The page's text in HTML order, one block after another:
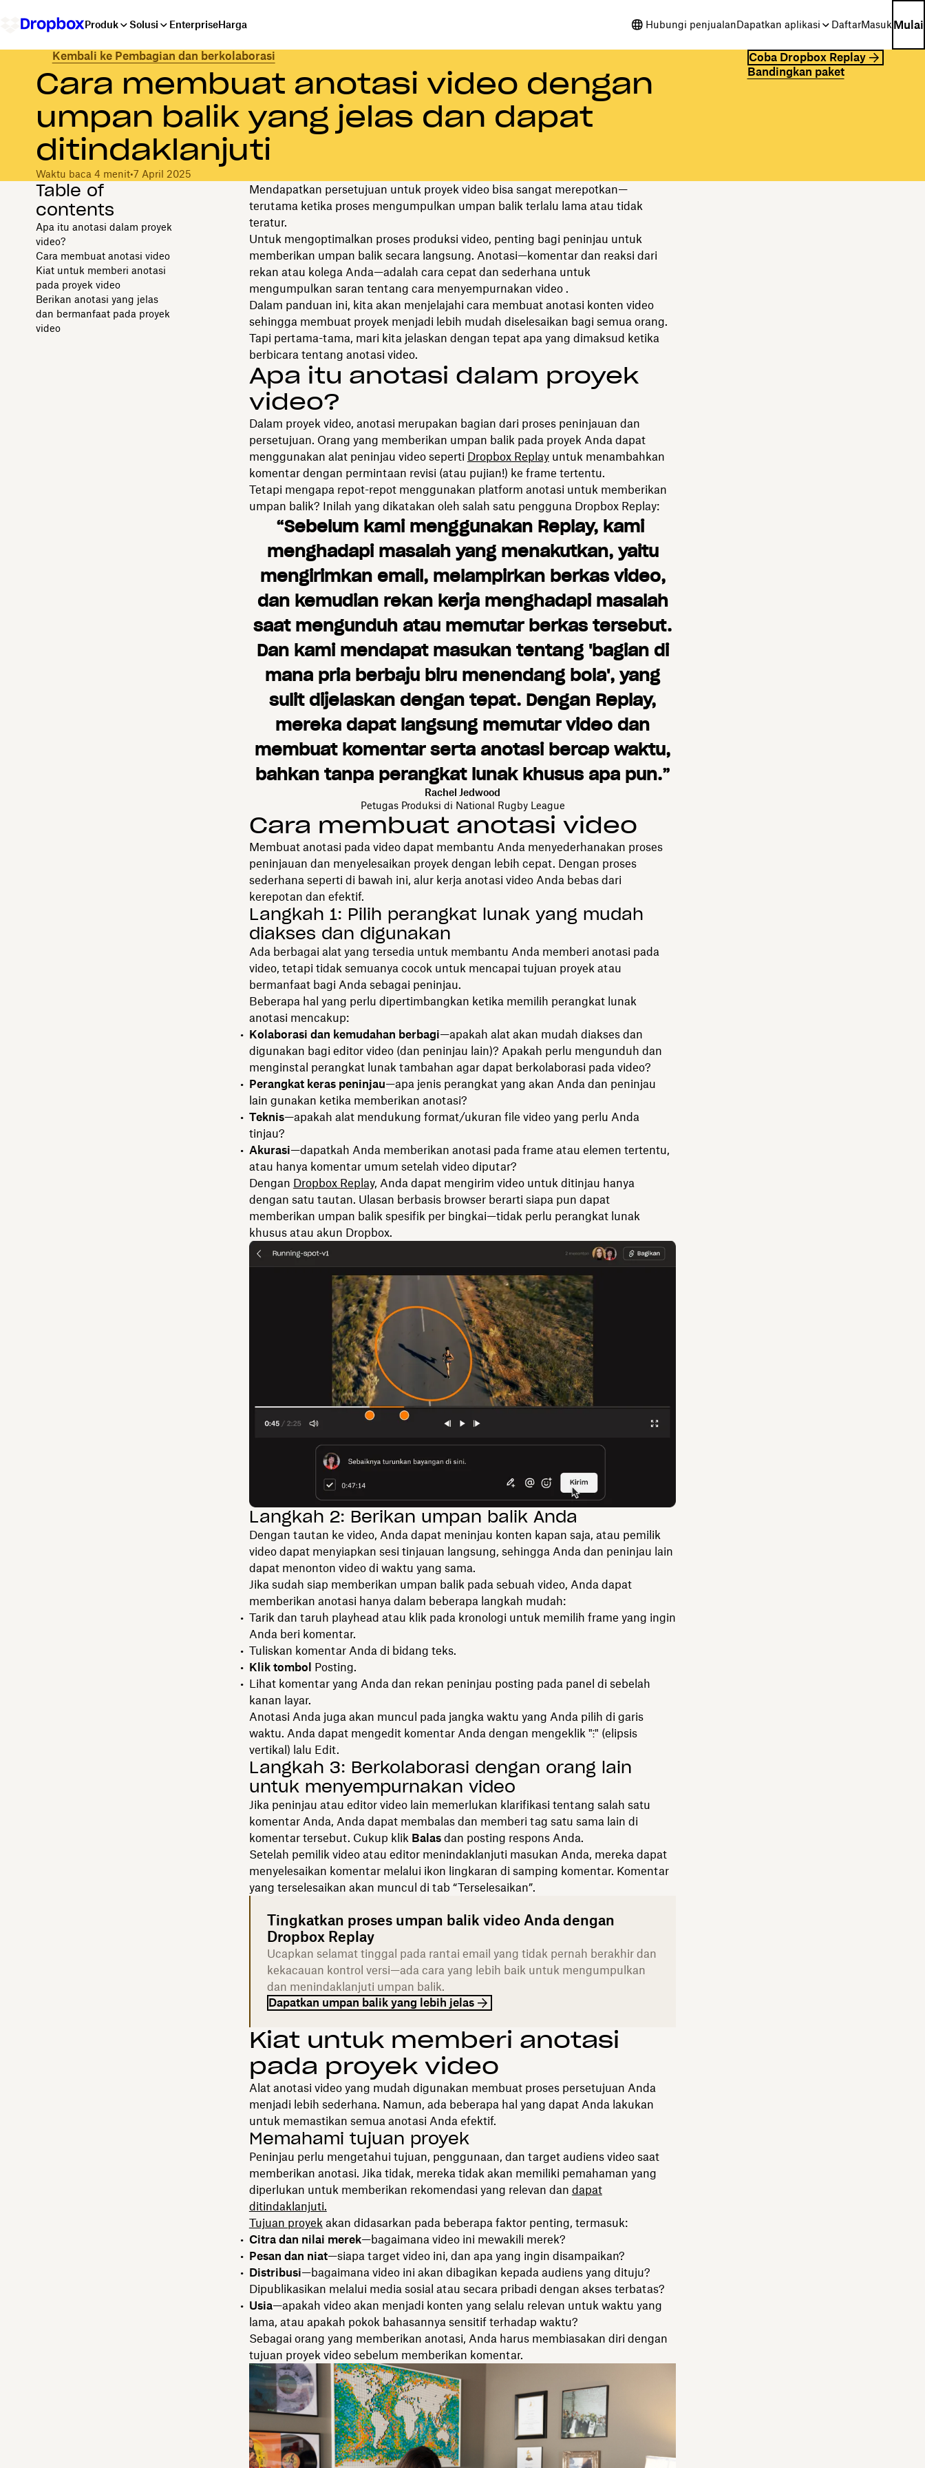
Produk Solusi EnterpriseHarga Hubungi penjualanDapatkan aplikasi DaftarMasuk Mulai
Kembali ke Pembagian dan berkolaborasi
Cara membuat anotasi video dengan
umpan balik yang jelas dan dapat
ditindaklanjuti
Waktu baca 4 menit•7 April 2025
Coba Dropbox Replay
Bandingkan paket
Table of
contents
Apa itu anotasi dalam proyek
video?
Cara membuat anotasi video
Kiat untuk memberi anotasi
pada proyek video
Berikan anotasi yang jelas
dan bermanfaat pada proyek
video
Mendapatkan persetujuan untuk proyek video bisa sangat merepotkan—
terutama ketika proses mengumpulkan umpan balik terlalu lama atau tidak
teratur.
Untuk mengoptimalkan proses produksi video, penting bagi peninjau untuk
memberikan umpan balik secara langsung. Anotasi—komentar dan reaksi dari
rekan atau kolega Anda—adalah cara cepat dan sederhana untuk
mengumpulkan saran tentang cara menyempurnakan video .
Dalam panduan ini, kita akan menjelajahi cara membuat anotasi konten video
sehingga membuat proyek menjadi lebih mudah diselesaikan bagi semua orang.
Tapi pertama-tama, mari kita jelaskan dengan tepat apa yang dimaksud ketika
berbicara tentang anotasi video.
Apa itu anotasi dalam proyek
video?
Dalam proyek video, anotasi merupakan bagian dari proses peninjauan dan
persetujuan. Orang yang memberikan umpan balik pada proyek Anda dapat
menggunakan alat peninjau video seperti Dropbox Replayuntuk menambahkan
komentar dengan permintaan revisi (atau pujian!) ke frame tertentu.
Tetapi mengapa repot-repot menggunakan platform anotasi untuk memberikan
umpan balik? Inilah yang dikatakan oleh salah satu pengguna Dropbox Replay:
“Sebelum kami menggunakan Replay, kami
menghadapi masalah yang menakutkan, yaitu
mengirimkan email, melampirkan berkas video,
dan kemudian rekan kerja menghadapi masalah
saat mengunduh atau memutar berkas tersebut.
Dan kami mendapat masukan tentang 'bagian di
mana pria berbaju biru menendang bola', yang
sulit dijelaskan dengan tepat. Dengan Replay,
mereka dapat langsung memutar video dan
membuat komentar serta anotasi bercap waktu,
bahkan tanpa perangkat lunak khusus apa pun.”
Rachel Jedwood
Petugas Produksi di National Rugby League
Cara membuat anotasi video
Membuat anotasi pada video dapat membantu Anda menyederhanakan proses
peninjauan dan menyelesaikan proyek dengan lebih cepat. Dengan proses
sederhana seperti di bawah ini, alur kerja anotasi video Anda bebas dari
kerepotan dan efektif.
Langkah 1: Pilih perangkat lunak yang mudah
diakses dan digunakan
Ada berbagai alat yang tersedia untuk membantu Anda memberi anotasi pada
video, tetapi tidak semuanya cocok untuk mencapai tujuan proyek atau
bermanfaat bagi Anda sebagai peninjau.
Beberapa hal yang perlu dipertimbangkan ketika memilih perangkat lunak
anotasi mencakup:
Kolaborasi dan kemudahan berbagi—apakah alat akan mudah diakses dan
digunakan bagi editor video (dan peninjau lain)? Apakah perlu mengunduh dan
menginstal perangkat lunak tambahan agar dapat berkolaborasi pada video?
Perangkat keras peninjau—apa jenis perangkat yang akan Anda dan peninjau
lain gunakan ketika memberikan anotasi?
Teknis—apakah alat mendukung format/ukuran file video yang perlu Anda
tinjau?
Akurasi—dapatkah Anda memberikan anotasi pada frame atau elemen tertentu,
atau hanya komentar umum setelah video diputar?
Dengan Dropbox Replay, Anda dapat mengirim video untuk ditinjau hanya
dengan satu tautan. Ulasan berbasis browser berarti siapa pun dapat
memberikan umpan balik spesifik per bingkai—tidak perlu perangkat lunak
khusus atau akun Dropbox.
Langkah 2: Berikan umpan balik Anda
Dengan tautan ke video, Anda dapat meninjau konten kapan saja, atau pemilik
video dapat menyiapkan sesi tinjauan langsung, sehingga Anda dan peninjau lain
dapat menonton video di waktu yang sama.
Jika sudah siap memberikan umpan balik pada sebuah video, Anda dapat
memberikan anotasi hanya dalam beberapa langkah mudah:
Tarik dan taruh playhead atau klik pada kronologi untuk memilih frame yang ingin
Anda beri komentar.
Tuliskan komentar Anda di bidang teks.
Klik tombol Posting.
Lihat komentar yang Anda dan rekan peninjau posting pada panel di sebelah
kanan layar.
Anotasi Anda juga akan muncul pada jangka waktu yang Anda pilih di garis
waktu. Anda dapat mengedit komentar Anda dengan mengeklik "⁝" (elipsis
vertikal) lalu Edit.
Langkah 3: Berkolaborasi dengan orang lain
untuk menyempurnakan video
Jika peninjau atau editor video lain memerlukan klarifikasi tentang salah satu
komentar Anda, Anda dapat membalas dan memberi tag satu sama lain di
komentar tersebut. Cukup klik Balasdan posting respons Anda.
Setelah pemilik video atau editor menindaklanjuti masukan Anda, mereka dapat
menyelesaikan komentar melalui ikon lingkaran di samping komentar. Komentar
yang terselesaikan akan muncul di tab “Terselesaikan”.
Tingkatkan proses umpan balik video Anda dengan
Dropbox Replay
Ucapkan selamat tinggal pada rantai email yang tidak pernah berakhir dan
kekacauan kontrol versi—ada cara yang lebih baik untuk mengumpulkan
dan menindaklanjuti umpan balik.
Dapatkan umpan balik yang lebih jelas
Kiat untuk memberi anotasi
pada proyek video
Alat anotasi video yang mudah digunakan membuat proses persetujuan Anda
menjadi lebih sederhana. Namun, ada beberapa hal yang dapat Anda lakukan
untuk memastikan semua anotasi Anda efektif.
Memahami tujuan proyek
Peninjau perlu mengetahui tujuan, penggunaan, dan target audiens video saat
memberikan anotasi. Jika tidak, mereka tidak akan memiliki pemahaman yang
diperlukan untuk memberikan rekomendasi yang relevan dan dapat
ditindaklanjuti.
Tujuan proyekakan didasarkan pada beberapa faktor penting, termasuk:
Citra dan nilai merek—bagaimana video ini mewakili merek?
Pesan dan niat—siapa target video ini, dan apa yang ingin disampaikan?
Distribusi—bagaimana video ini akan dibagikan kepada audiens yang dituju?
Dipublikasikan melalui media sosial atau secara pribadi dengan akses terbatas?
Usia—apakah video akan menjadi konten yang selalu relevan untuk waktu yang
lama, atau apakah pokok bahasannya sensitif terhadap waktu?
Sebagai orang yang memberikan anotasi, Anda harus membiasakan diri dengan
tujuan proyek video sebelum memberikan komentar.